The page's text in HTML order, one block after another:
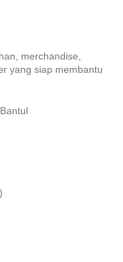
merchandise,
yang siap membantu